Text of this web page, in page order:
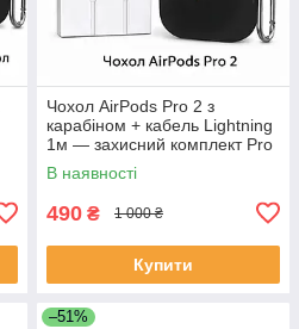
Чохол AirPods Pro 2 з
карабіном + кабель Lightning
1м — захисний комплект Pro
Gadget
В наявності
490 ₴ 1 000 ₴
Купити
–51%